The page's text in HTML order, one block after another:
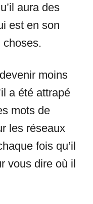
aura des
est en son
choses.
moins
a été attrapé
mots de
les réseaux
fois qu’il
vous dire où il